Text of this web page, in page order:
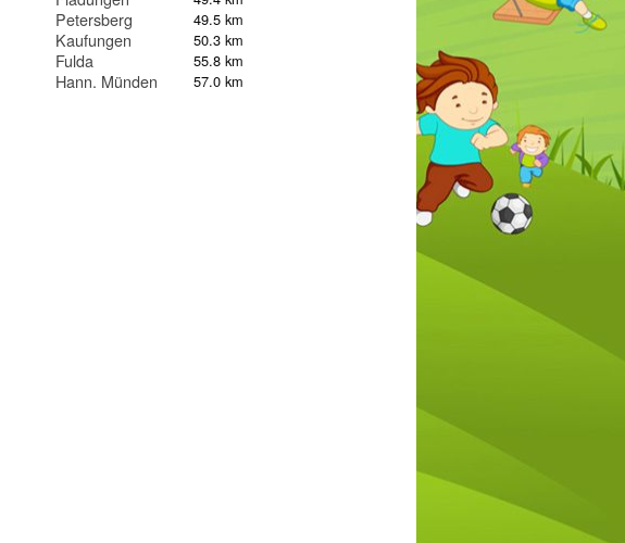
Petersberg 49.5 km
Kaufungen 50.3 km
Fulda 55.8 km
Hann. Münden 57.0 km